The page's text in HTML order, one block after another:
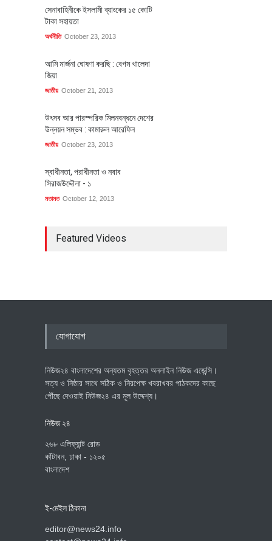
সেনাবাহিনীকে ইসলামী ব্যাংকের ১৫ কোটি
টাকা সহায়তা
অর্থনীতি October 23, 2013
আমি মার্জনা ঘোষণা করছি : বেগম খালেদা
জিয়া
জাতীয় October 21, 2013
উৎসব আর পারস্পরিক মিলনবন্ধনে দেশের
উন্নয়ন সম্ভব : কামারুল আরেফিন
জাতীয় October 23, 2013
স্বাধীনতা, পরাধীনতা ও নবাব
সিরাজউদ্দৌলা - ১
মতামত October 12, 2013
Featured Videos
যোগাযোগ
নিউজ২৪ বাংলাদেশের অন্যতম বৃহত্তর অনলাইন নিউজ এজেন্সি।
সত্য ও নিষ্ঠার সাথে সঠিক ও নিরপেক্ষ খবরাখবর পাঠকদের কাছে
পৌঁছে দেওয়াই নিউজ২৪ এর মূল উদ্দেশ্য।
নিউজ ২৪
২৬৮ এলিফ্যান্ট রোড
কাঁটাবন, ঢাকা - ১২০৫
বাংলাদেশ
ই-মেইল ঠিকানা
editor@news24.info